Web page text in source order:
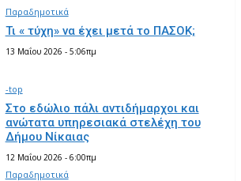
Παραδημοτικά
Τι « τύχη» να έχει μετά το ΠΑΣΟΚ;
13 Μαΐου 2026 - 5:06πμ
-top
Στο εδώλιο πάλι αντιδήμαρχοι και
ανώτατα υπηρεσιακά στελέχη του
Δήμου Νίκαιας
12 Μαΐου 2026 - 6:00πμ
Παραδημοτικά